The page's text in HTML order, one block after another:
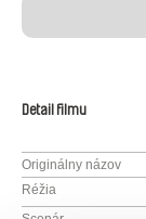
Detail filmu
Originálny názov
Réžia